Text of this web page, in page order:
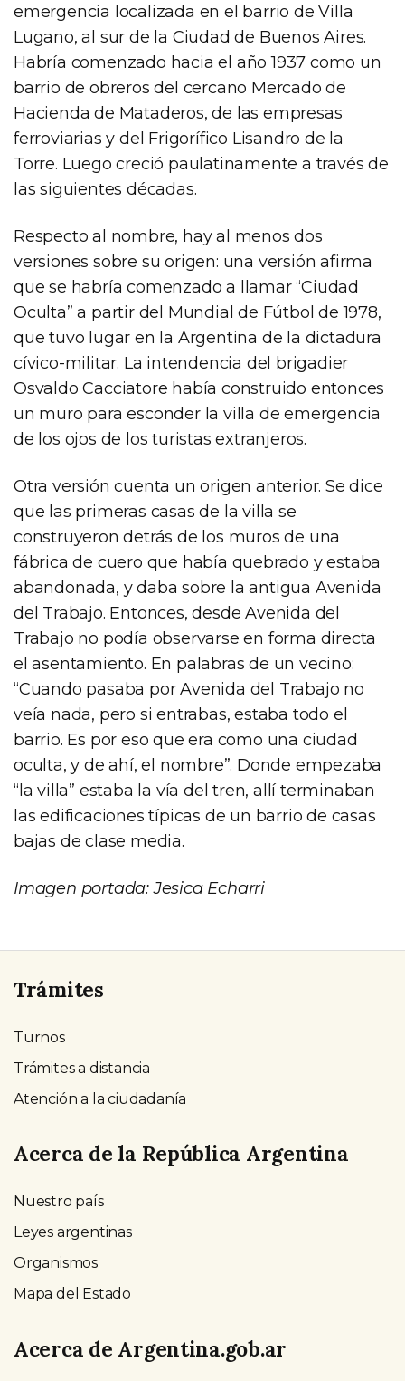
emergencia localizada en el barrio de Villa
Lugano, al sur de la Ciudad de Buenos Aires.
Habría comenzado hacia el año 1937 como un
barrio de obreros del cercano Mercado de
Hacienda de Mataderos, de las empresas
ferroviarias y del Frigorífico Lisandro de la
Torre. Luego creció paulatinamente a través de
las siguientes décadas.
Respecto al nombre, hay al menos dos
versiones sobre su origen: una versión afirma
que se habría comenzado a llamar “Ciudad
Oculta” a partir del Mundial de Fútbol de 1978,
que tuvo lugar en la Argentina de la dictadura
cívico-militar. La intendencia del brigadier
Osvaldo Cacciatore había construido entonces
un muro para esconder la villa de emergencia
de los ojos de los turistas extranjeros.
Otra versión cuenta un origen anterior. Se dice
que las primeras casas de la villa se
construyeron detrás de los muros de una
fábrica de cuero que había quebrado y estaba
abandonada, y daba sobre la antigua Avenida
del Trabajo. Entonces, desde Avenida del
Trabajo no podía observarse en forma directa
el asentamiento. En palabras de un vecino:
“Cuando pasaba por Avenida del Trabajo no
veía nada, pero si entrabas, estaba todo el
barrio. Es por eso que era como una ciudad
oculta, y de ahí, el nombre”. Donde empezaba
“la villa” estaba la vía del tren, allí terminaban
las edificaciones típicas de un barrio de casas
bajas de clase media.
Imagen portada: Jesica Echarri
Trámites
Turnos
Trámites a distancia
Atención a la ciudadanía
Acerca de la República Argentina
Nuestro país
Leyes argentinas
Organismos
Mapa del Estado
Acerca de Argentina.gob.ar